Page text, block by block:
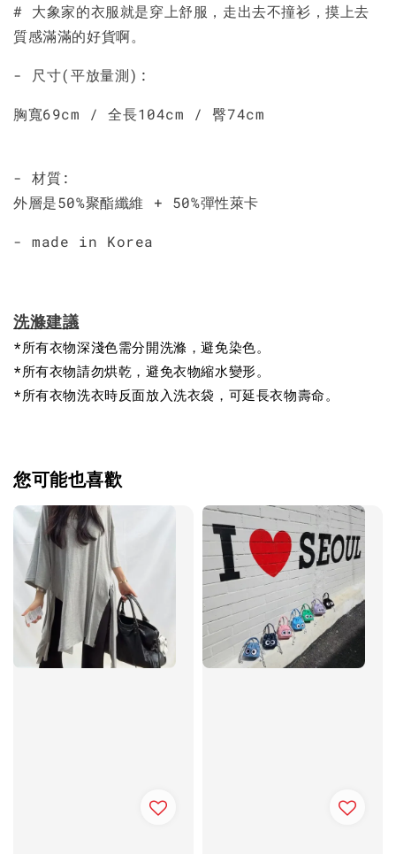
# 大象家的衣服就是穿上舒服，走出去不撞衫，摸上去
質感滿滿的好貨啊。
- 尺寸(平放量測):
胸寬69cm / 全長104cm / 臀74cm
- 材質:
外層是50%聚酯纖維 + 50%彈性萊卡
- made in Korea
洗滌建議
*所有衣物深淺色需分開洗滌，避免染色。
*所有衣物請勿烘乾，避免衣物縮水變形。
*所有衣物洗衣時反面放入洗衣袋，可延長衣物壽命。
您可能也喜歡